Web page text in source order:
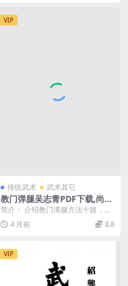
VIP
传统武术 武术其它
教门弹腿吴志青PDF下载,尚武
楼丛书
简介： 介绍教门潭腿方法十路，有
图解说明。附：少林宗法阐微 截
图： 目录： 行拳...
4 月前 8.8
VIP